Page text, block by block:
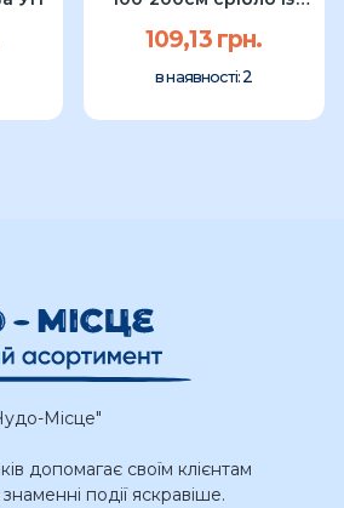
109,13 грн.
в наявності:2
Місце"
допомагає своїм клієнтам
події яскравіше.